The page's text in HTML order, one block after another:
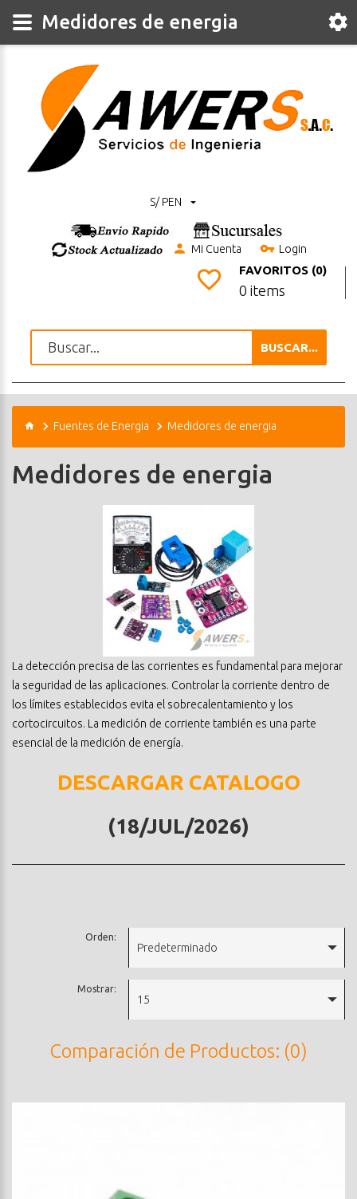
S/ PEN
Mi Cuenta Login
FAVORITOS (0)
0 items
BUSCAR...
Fuentes de Energia Medidores de energia
Medidores de energia
La detección precisa de las corrientes es fundamental para mejorar
la seguridad de las aplicaciones. Controlar la corriente dentro de
los límites establecidos evita el sobrecalentamiento y los
cortocircuitos. La medición de corriente también es una parte
esencial de la medición de energía.
DESCARGAR CATALOGO
(18/JUL/2026)
Orden:
Predeterminado
Mostrar:
15
Comparación de Productos: (0)
Medidores de energia